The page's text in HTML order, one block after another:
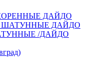
ДАЙДО
ШАТУННЫЕ ДАЙДО
/ДАЙДО